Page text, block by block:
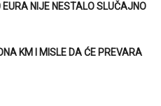
NIJE NESTALO SLUČAJNO
KM I MISLE DA ĆE PREVARA